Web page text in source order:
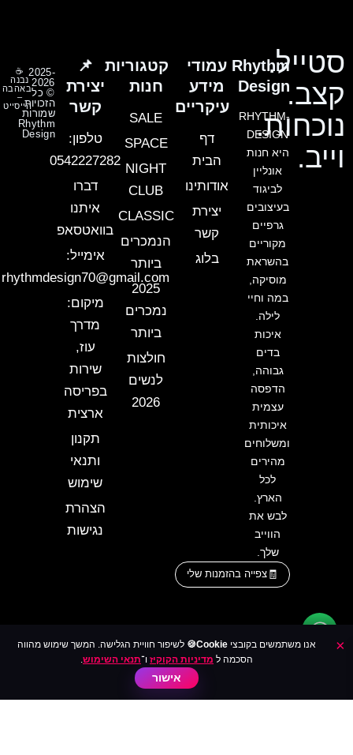
סטייל.
קצב.
נוכחות.
וייב.
Rhythm
Design
RHYTHM-
DESIGN
היא חנות
אונליין
לביגוד
בעיצובים
גרפיים
מקוריים
בהשראת
מוסיקה,
במה וחיי
לילה.
איכות
בדים
גבוהה,
הדפסה
עצמית
איכותית
ומשלוחים
מהירים
לכל
הארץ.
לבש את
הווייב
שלך.
צפייה בהזמנות שלי
עמודי
מידע
עיקריים
דף
הבית
אודותינו
יצירת
קשר
בלוג
קטגוריות
חנות
SALE
SPACE
NIGHT
CLUB
CLASSIC
הנמכרים
ביותר
2025
נמכרים
ביותר
חולצות
לנשים
2026
📌
יצירת
קשר
טלפון:
0542227282
דברו
איתנו
בוואטסאפ
אימייל:
rhythmdesign70@gmail.com
מיקום:
מדרך
עוז,
שירות
בפריסה
ארצית
תקנון
ותנאי
שימוש
הצהרת
נגישות
2025-
2026
© כל
הזכויות
שמורות
Rhythm
Design
☕
נבנה
באהבה
–
הייסייט
× אנו משתמשים בקובצי Cookie🍪
לשיפור חוויית הגלישה. המשך שימוש מהווה
הסכמה ל מדיניות הקוקיז ו־תנאי השימוש.
אישור